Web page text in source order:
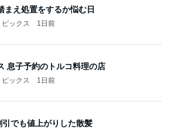
まえ処置をするか悩む日
ックス 1日前
息子予約のトルコ料理の店
ックス 1日前
引でも値上がりした散髪